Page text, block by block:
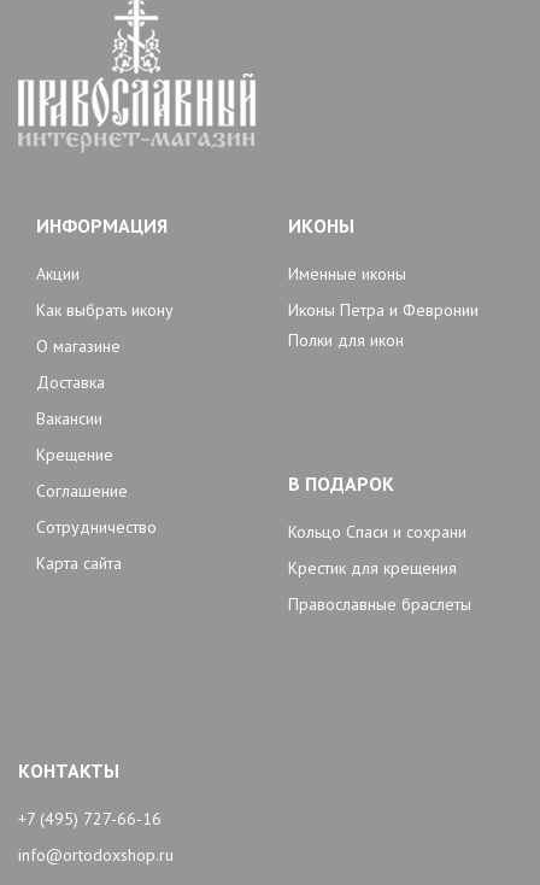
ИНФОРМАЦИЯ
Акции
Как выбрать икону
О магазине
Доставка
Вакансии
Крещение
Соглашение
Сотрудничество
Карта сайта
ИКОНЫ
Именные иконы
Иконы Петра и Февронии
Полки для икон
В ПОДАРОК
Кольцо Спаси и сохрани
Крестик для крещения
Православные браслеты
КОНТАКТЫ
+7 (495) 727-66-16
info@ortodoxshop.ru